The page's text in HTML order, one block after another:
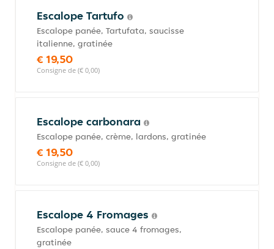
Escalope Tartufo
Escalope panée, Tartufata, saucisse
italienne, gratinée
€ 19,50
Consigne de (€ 0,00)
Escalope carbonara
Escalope panée, crème, lardons, gratinée
€ 19,50
Consigne de (€ 0,00)
Escalope 4 Fromages
Escalope panée, sauce 4 fromages,
gratinée